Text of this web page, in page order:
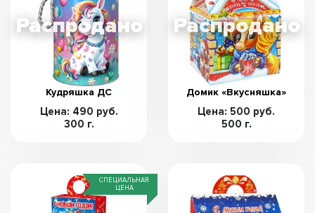
Кудряшка ДС
Цена: 490 руб.
300 г.
Домик «Вкусняшка»
Цена: 500 руб.
500 г.
СПЕЦИАЛЬНАЯ
ЦЕНА